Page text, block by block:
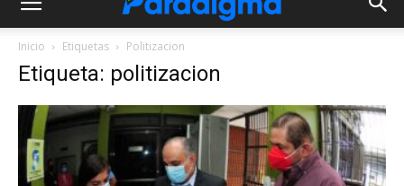
Inicio Etiquetas Politizacion
Etiqueta: politizacion